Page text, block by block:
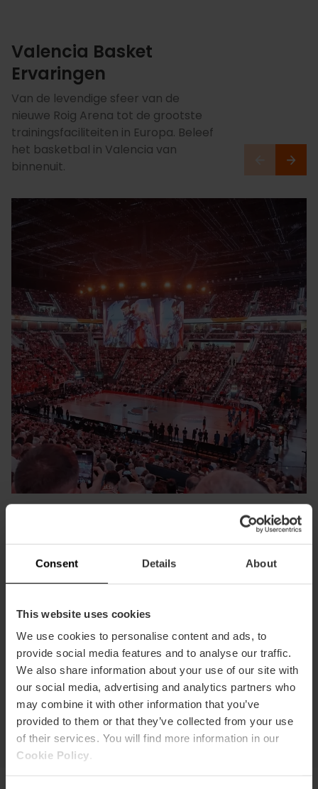
Consent Details About
This website uses cookies
We use cookies to personalise content and ads, to
provide social media features and to analyse our traffic.
We also share information about your use of our site with
our social media, advertising and analytics partners who
may combine it with other information that you’ve
provided to them or that they’ve collected from your use
of their services. You will find more information in our
Cookie Policy
Valencia Basket
Ervaringen
Van de levendige sfeer van de
nieuwe Roig Arena tot de grootste
trainingsfaciliteiten in Europa. Beleef
het basketbal in Valencia van
binnenuit.
Voel de spanning van basketbal in de
Roig Arena
de sport beleven. Deze hypermoderne locatie biedt
elite te genieten. De energie van de oranje supporters in
zo'n innovatieve omgeving maakt van elke wedstrijd een
levendig en uniek spektakel.
Ik wil gaan
te nemen en het embleem te dragen van een team dat
het pure mediterrane hart is.
Valencia Basket Shop